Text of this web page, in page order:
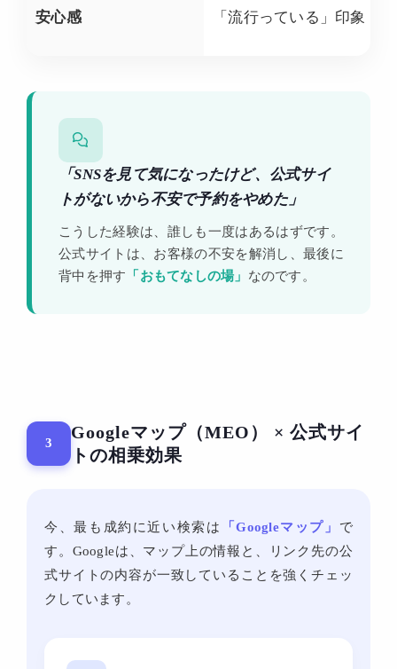
安心感 「流行っている」印象
「SNSを見て気になったけど、公式サイ
トがないから不安で予約をやめた」
こうした経験は、誰しも一度はあるはずです。
公式サイトは、お客様の不安を解消し、最後に
背中を押す 「おもてなしの場」 なのです。
3
Googleマップ（MEO） × 公式サイ
トの相乗効果
今、最も成約に近い検索は 「Googleマップ」 で
す。Googleは、マップ上の情報と、リンク先の公
式サイトの内容が一致していることを強くチェッ
クしています。